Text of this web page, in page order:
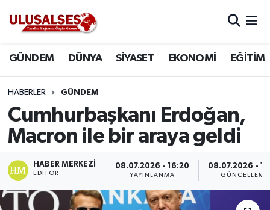
GÜNDEM DÜNYA SİYASET EKONOMİ EĞİTİM
HABERLER GÜNDEM
Cumhurbaşkanı Erdoğan,
Macron ile bir araya geldi
HABER MERKEZI
EDITÖR
08.07.2026 - 16:20
YAYINLANMA
08.07.2026 -
GÜNCELLEME
DÜNYA
SİYASET
EKONOMİ
EĞİTİM
SAĞLIK
Trafik Durumu
Süper Lig Puan Durumu ve Fikstür
Tüm Manşetler
Son Dakika Haberleri
Haber Arşivi